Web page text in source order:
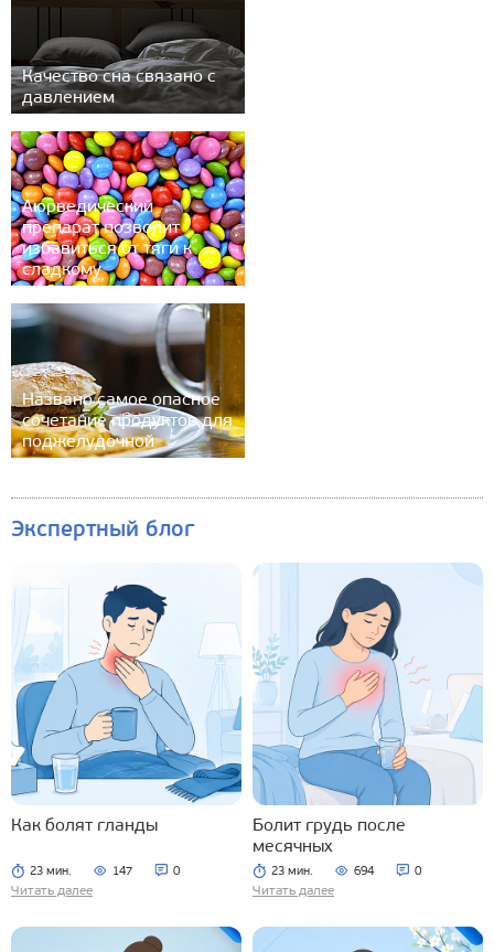
Качество сна связано с
давлением
Аюрведический
препарат позволит
избавиться от тяги к
сладкому
Названо самое опасное
сочетание продуктов для
поджелудочной
Экспертный блог
Как болят гланды
23 мин. 147 0
Читать далее
Болит грудь после
месячных
23 мин. 694 0
Читать далее